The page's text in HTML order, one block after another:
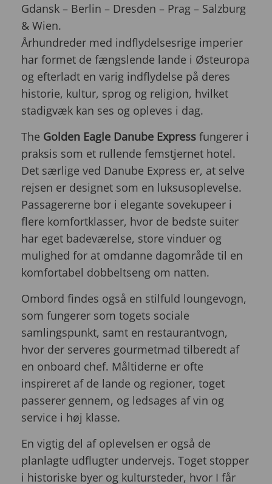
Gdansk – Berlin – Dresden – Prag – Salzburg
& Wien.
Århundreder med indflydelsesrige imperier
har formet de fængslende lande i Østeuropa
og efterladt en varig indflydelse på deres
historie, kultur, sprog og religion, hvilket
stadigvæk kan ses og opleves i dag.
The Golden Eagle Danube Express fungerer i
praksis som et rullende femstjernet hotel.
Det særlige ved Danube Express er, at selve
rejsen er designet som en luksusoplevelse.
Passagererne bor i elegante sovekupeer i
flere komfortklasser, hvor de bedste suiter
har eget badeværelse, store vinduer og
mulighed for at omdanne dagområde til en
komfortabel dobbeltseng om natten.
Ombord findes også en stilfuld loungevogn,
som fungerer som togets sociale
samlingspunkt, samt en restaurantvogn,
hvor der serveres gourmetmad tilberedt af
en onboard chef. Måltiderne er ofte
inspireret af de lande og regioner, toget
passerer gennem, og ledsages af vin og
service i høj klasse.
En vigtig del af oplevelsen er også de
planlagte udflugter undervejs. Toget stopper
i historiske byer og kultursteder, hvor I får